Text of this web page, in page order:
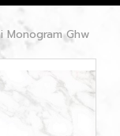
Monogram Ghw